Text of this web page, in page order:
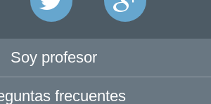
Soy profesor
frecuentes